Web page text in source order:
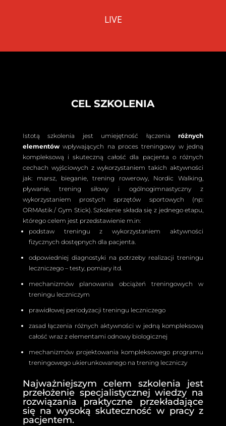
LIVE
CEL SZKOLENIA
Istotą szkolenia jest umiejętność łączeniaróżnych
elementówwpływających na proces treningowy w jedną
kompleksową i skuteczną całość dla pacjenta o różnych
cechach wyjściowych z wykorzystaniem takich aktywności
jak: marsz, bieganie, trening rowerowy, Nordic Walking,
pływanie, trening siłowy i ogólnogimnastyczny z
wykorzystaniem prostych sprzętów sportowych (np:
ORMAstik / Gym Stick). Szkolenie składa się z jednego etapu,
którego celem jest przedstawienie m.in:
podstaw treningu z wykorzystaniem aktywności
fizycznych dostępnych dla pacjenta.
odpowiedniej diagnostyki na potrzeby realizacji treningu
leczniczego – testy, pomiary itd.
mechanizmów planowania obciążeń treningowych w
treningu leczniczym
prawidłowej periodyzacji treningu leczniczego
zasad łączenia różnych aktywności w jedną kompleksową
całość wraz z elementami odnowy biologicznej
mechanizmów projektowania kompleksowego programu
treningowego ukierunkowanego na trening leczniczy
Najważniejszym celem szkolenia jest
przełożenie specjalistycznej wiedzy na
rozwiązania praktyczne przekładające
się na wysoką skuteczność w pracy z
pacjentem.